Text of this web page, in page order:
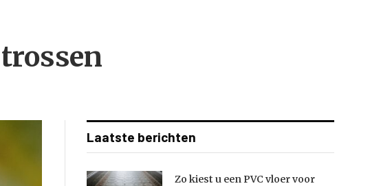
Laatste berichten
Zo kiest u een PVC vloer voor